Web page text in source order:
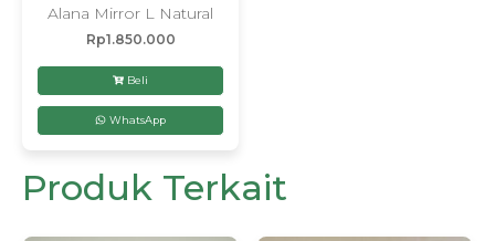
Alana Mirror L Natural
Rp1.850.000
Beli
WhatsApp
Produk Terkait